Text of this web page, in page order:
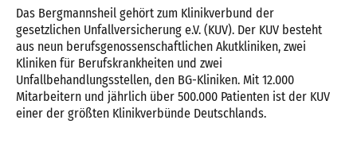
Das Bergmannsheil gehört zum Klinikverbund der
gesetzlichen Unfallversicherung e.V. (KUV). Der KUV besteht
aus neun berufsgenossenschaftlichen Akutkliniken, zwei
Kliniken für Berufskrankheiten und zwei
Unfallbehandlungsstellen, den BG-Kliniken. Mit 12.000
Mitarbeitern und jährlich über 500.000 Patienten ist der KUV
einer der größten Klinikverbünde Deutschlands.